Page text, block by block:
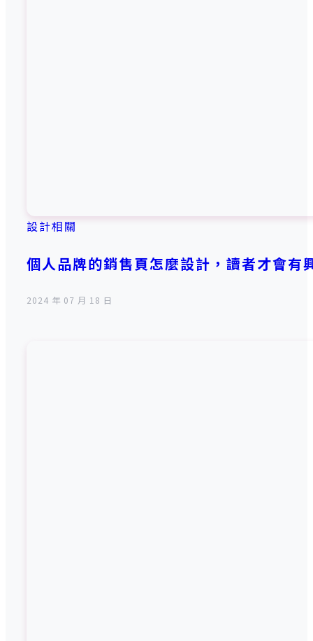
設計相關
個人品牌的銷售頁怎麼設計，讀者才會有
2024 年 07 月 18 日